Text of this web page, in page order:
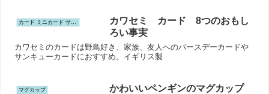
カード ミニカード サンキューカード ポストカード
カワセミ カード 8つのおもし
ろい事実
カワセミのカードは野鳥好き、家族、友人へのバースデーカードや
サンキューカードにおすすめ。イギリス製
マグカップ かわいいペンギンのマグカップ